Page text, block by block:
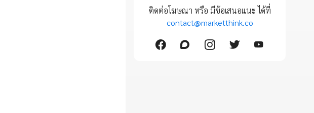
ติดต่อโฆษณา หรือ มีข้อเสนอแนะ ได้ที่
contact@marketthink.co